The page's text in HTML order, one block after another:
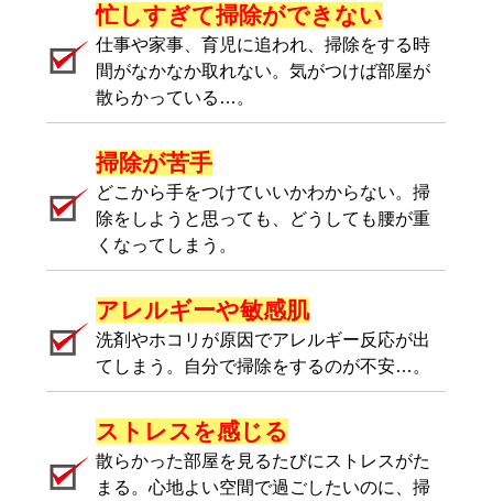
忙しすぎて掃除ができない
仕事や家事、育児に追われ、掃除をする時
間がなかなか取れない。気がつけば部屋が
散らかっている…。
掃除が苦手
どこから手をつけていいかわからない。掃
除をしようと思っても、どうしても腰が重
くなってしまう。
アレルギーや敏感肌
洗剤やホコリが原因でアレルギー反応が出
てしまう。自分で掃除をするのが不安…。
ストレスを感じる
散らかった部屋を見るたびにストレスがた
まる。心地よい空間で過ごしたいのに、掃